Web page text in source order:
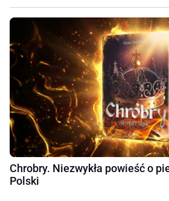
Chrobry. Niezwykła powieść o
Polski